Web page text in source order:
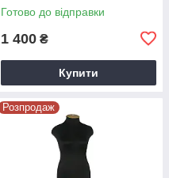
Готово до відправки
1 400 ₴
Купити
Розпродаж